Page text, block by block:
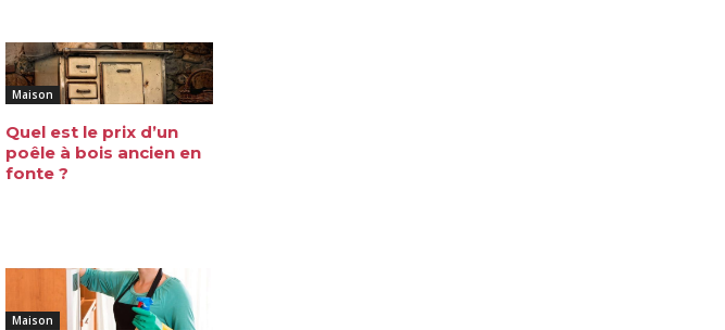
Maison
Quel est le prix d’un
poêle à bois ancien en
fonte ?
Maison